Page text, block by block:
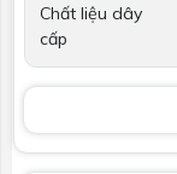
Chất liệu dây
cấp